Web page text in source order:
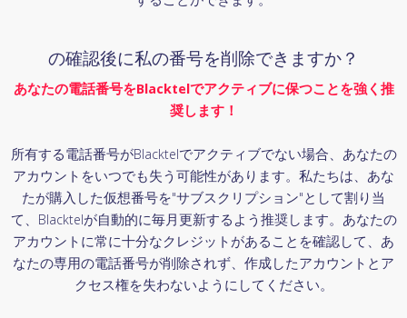
の確認後に私の番号を削除できますか？
あなたの電話番号をBlacktelでアクティブに保つことを強く推
奨します！
所有する電話番号がBlacktelでアクティブでない場合、あなたの
アカウントをいつでも失う可能性があります。私たちは、あな
たが購入した仮想番号を"サブスクリプション"として割り当
て、Blacktelが自動的に毎月更新するよう推奨します。あなたの
アカウントに常に十分なクレジットがあることを確認して、あ
なたの専用の電話番号が削除されず、作成したアカウントとア
クセス権を失わないようにしてください。